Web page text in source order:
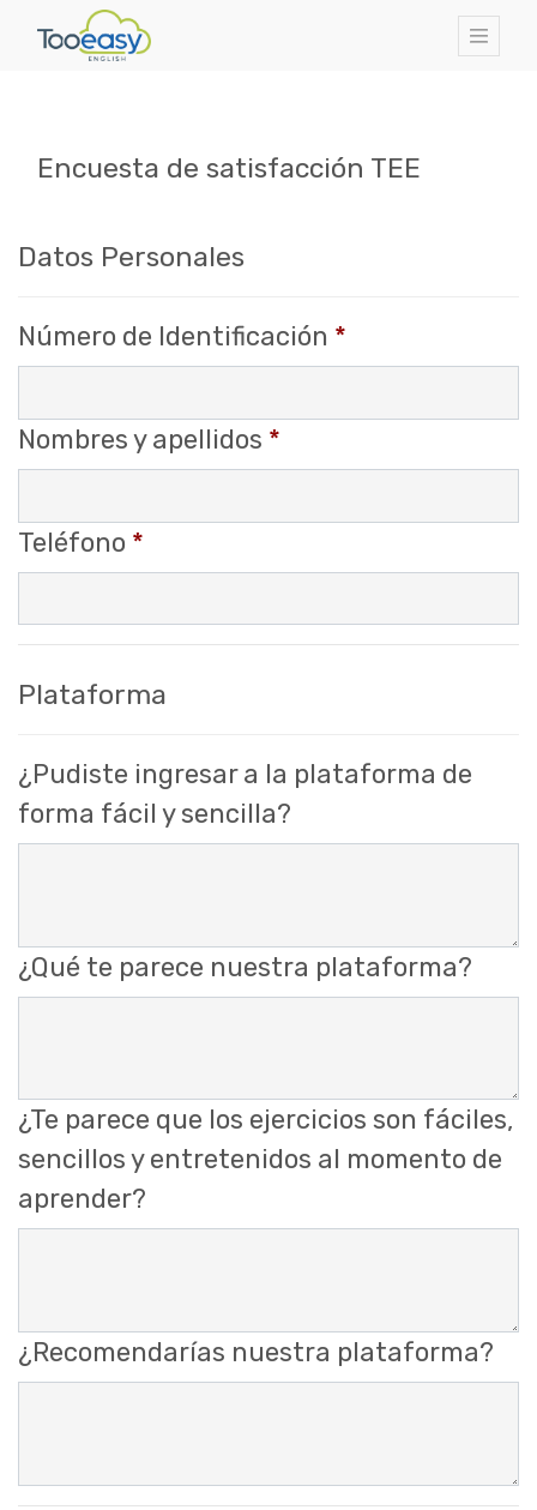
Encuesta de satisfacción TEE
Datos Personales
Número de Identificación *
Nombres y apellidos *
Teléfono *
Plataforma
¿Pudiste ingresar a la plataforma de
forma fácil y sencilla?
¿Qué te parece nuestra plataforma?
¿Te parece que los ejercicios son fáciles,
sencillos y entretenidos al momento de
aprender?
¿Recomendarías nuestra plataforma?